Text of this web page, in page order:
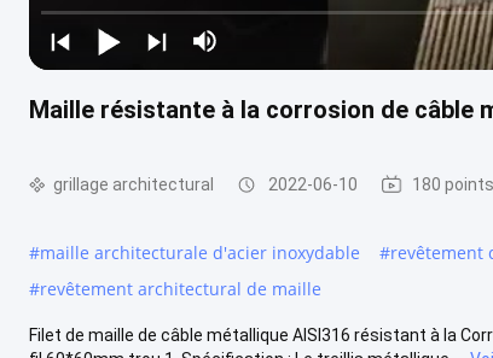
Maille résistante à la corrosion de câble
grillage architectural 2022-06-10 180
#maille architecturale d'acier inoxydable #revêtement
#revêtement architectural de maille
Filet de maille de câble métallique AISI316 résistant à la